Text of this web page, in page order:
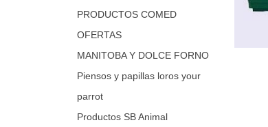
PRODUCTOS COMED
OFERTAS
MANITOBA Y DOLCE FORNO
Piensos y papillas loros your
parrot
Productos SB Animal